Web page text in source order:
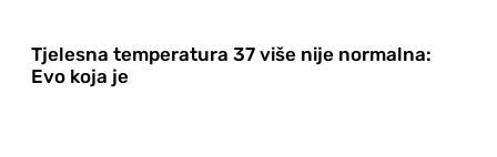
Tjelesna temperatura 37 više nije normalna:
Evo koja je